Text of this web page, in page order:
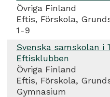
Övriga Finland
Eftis, Förskola,
1-9
Svenska samskolan i
Eftisklubben
Övriga Finland
Eftis, Förskola,
Gymnasium